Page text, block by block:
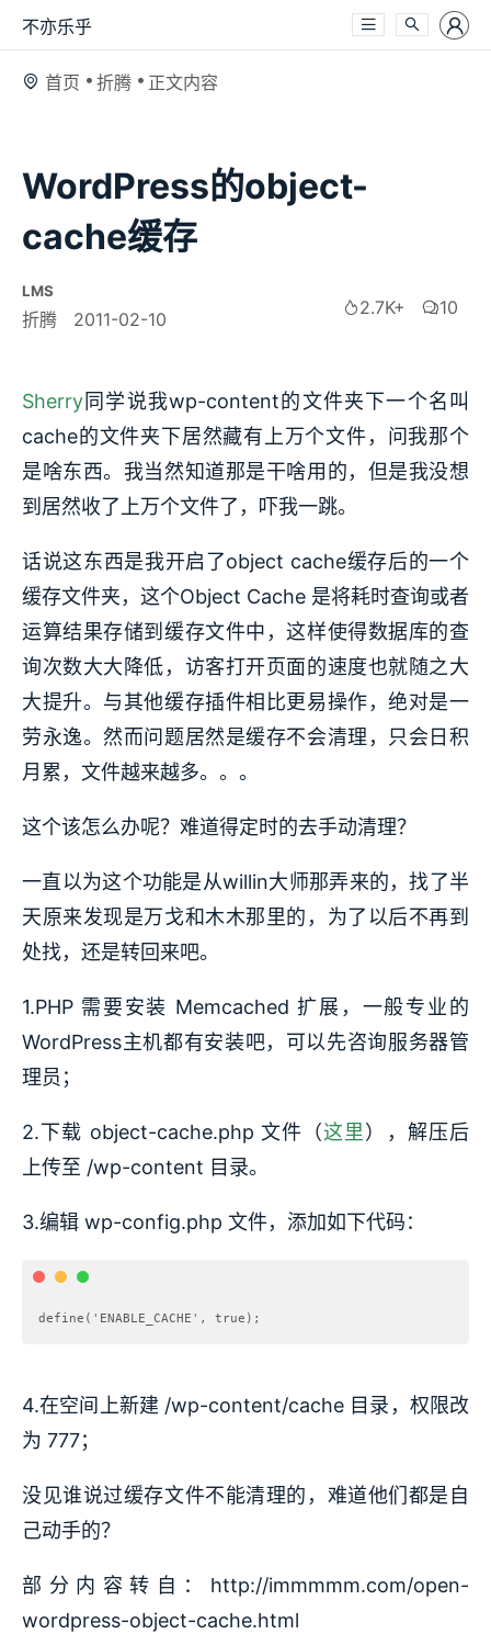
不亦乐乎
首页 折腾 正文内容
WordPress的object-
cache缓存
LMS
折腾 2011-02-10
2.7K+ 10
Sherry同学说我wp-content的文件夹下一个名叫
cache的文件夹下居然藏有上万个文件，问我那个
是啥东西。我当然知道那是干啥用的，但是我没想
到居然收了上万个文件了，吓我一跳。
话说这东西是我开启了object cache缓存后的一个
缓存文件夹，这个Object Cache 是将耗时查询或者
运算结果存储到缓存文件中，这样使得数据库的查
询次数大大降低，访客打开页面的速度也就随之大
大提升。与其他缓存插件相比更易操作，绝对是一
劳永逸。然而问题居然是缓存不会清理，只会日积
月累，文件越来越多。。。
这个该怎么办呢？难道得定时的去手动清理？
一直以为这个功能是从willin大师那弄来的，找了半
天原来发现是万戈和木木那里的，为了以后不再到
处找，还是转回来吧。
1.PHP 需要安装 Memcached 扩展，一般专业的
WordPress主机都有安装吧，可以先咨询服务器管
理员；
2.下载 object-cache.php 文件（这里），解压后
上传至 /wp-content 目录。
3.编辑 wp-config.php 文件，添加如下代码：
4.在空间上新建 /wp-content/cache 目录，权限改
为 777；
没见谁说过缓存文件不能清理的，难道他们都是自
己动手的？
部分内容转自：http://immmmm.com/open-
wordpress-object-cache.html